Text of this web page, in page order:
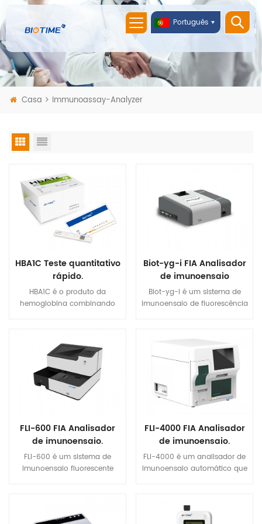
Português
Casa Immunoassay-Analyzer
HBA1C Teste quantitativo
rápido.
HBA1C é o produto da
hemoglobina combinando
glicose no sangue sobre o
Amid 2-3 meses.
Biot-yg-i FIA Analisador
de imunoensaio
(Fluorescência
Imunoensaio
Biot-yg-i é um sistema de
imunoensaio de fluorescência
um analito direcionado em
sangue humano e urina.
FLI-600 FIA Analisador
de imunoensaio.
FLI-600 é um sistema de
imunoensaio fluorescente
de analito direcionado. Seu
FLI-4000 FIA Analisador
de imunoensaio.
FLI-4000 é um analisador de
imunoensaio automático que
sangue humano e urina. FLI-
4000 é projetado para